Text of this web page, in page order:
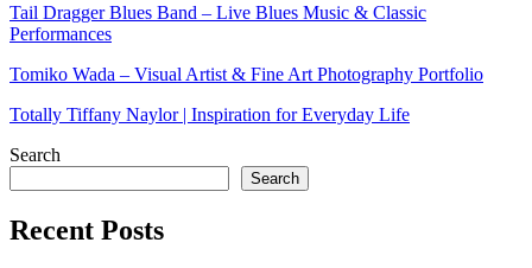
Tail Dragger Blues Band – Live Blues Music & Classic
Performances
Tomiko Wada – Visual Artist & Fine Art Photography Portfolio
Totally Tiffany Naylor | Inspiration for Everyday Life
Search
Search
Recent Posts